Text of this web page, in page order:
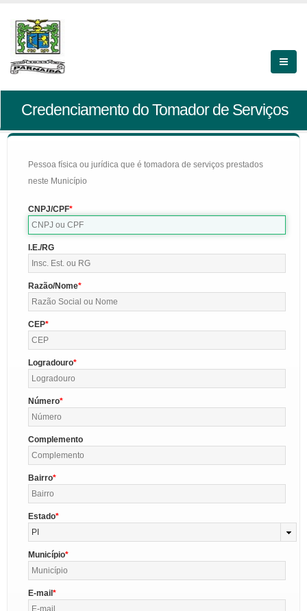
Credenciamento do Tomador de Serviços
Pessoa física ou jurídica que é tomadora de serviços prestados
neste Município
CNPJ/CPF
I.E./RG
Razão/Nome
CEP
Logradouro
Número
Complemento
Bairro
Estado
PI
Município
E-mail